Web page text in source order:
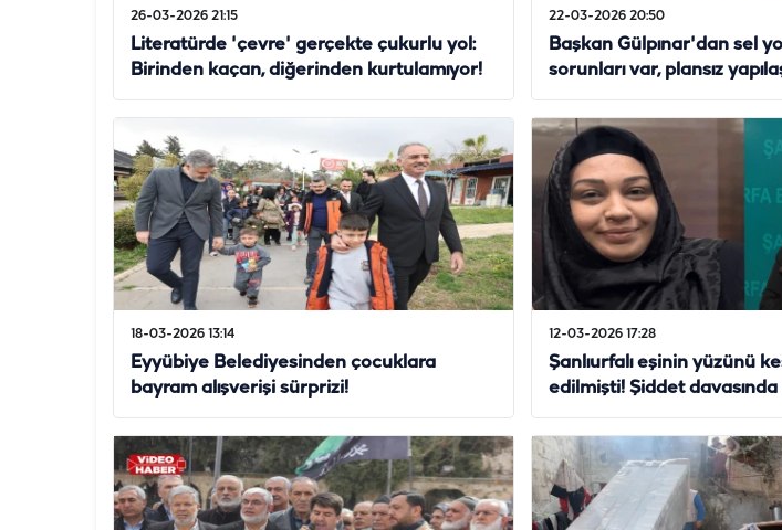
26-03-2026 21:15
Literatürde 'çevre' gerçekte çukurlu yol:
Birinden kaçan, diğerinden kurtulamıyor!
22-03-2026 20:50
Başkan Gülpınar'dan sel
sorunları var, plansız
18-03-2026 13:14
Eyyübiye Belediyesinden çocuklara
bayram alışverişi sürprizi!
12-03-2026 17:28
Şanlıurfalı eşinin yüzünü
edilmişti! Şiddet